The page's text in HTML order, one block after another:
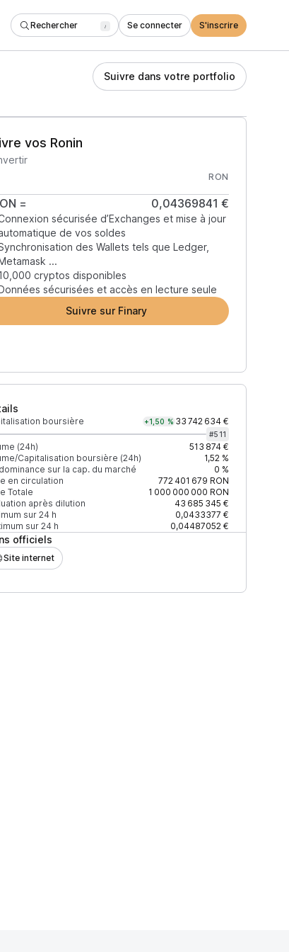
Rechercher / Se connecter S'inscrire
Suivre dans votre portfolio
vos Ronin
RON
= 0,04369841 €
sécurisée d’Exchanges et mise à jour
de vos soldes
des Wallets tels que Ledger,
...
cryptos disponibles
sécurisées et accès en lecture seule
Suivre sur Finary
boursière +1,50 % 33 742 634 €
#511
(24h)
513 874 €
Capitalisation boursière (24h)
1,52 %
sur la cap. du marché
0 %
en circulation
772 401 679 RON
Totale
1 000 000 000 RON
après dilution
43 685 345 €
sur 24 h
0,0433377 €
sur 24 h
0,04487052 €
officiels
Site internet
% du volume Confiance Mis à jour
35,05 %